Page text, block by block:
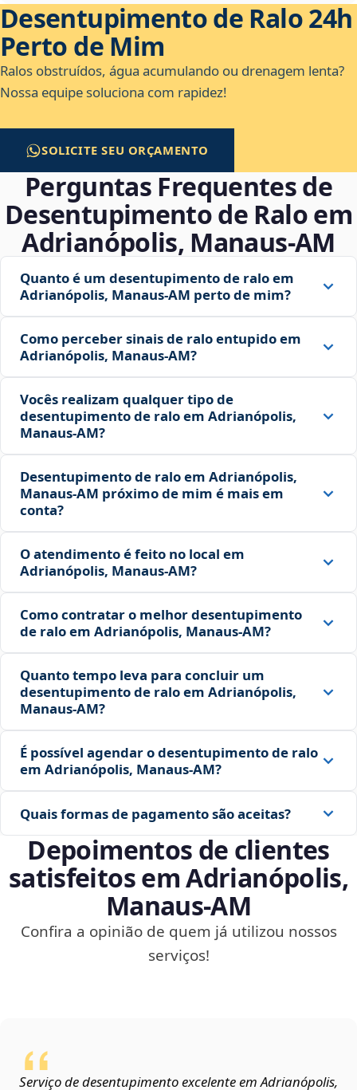
Desentupimento de Ralo 24h
Perto de Mim
Ralos obstruídos, água acumulando ou drenagem lenta?
Nossa equipe soluciona com rapidez!
SOLICITE SEU ORÇAMENTO
Perguntas Frequentes de
Desentupimento de Ralo em
Adrianópolis, Manaus‑AM
Quanto é um desentupimento de ralo em
Adrianópolis, Manaus‑AM perto de mim?
Como perceber sinais de ralo entupido em
Adrianópolis, Manaus‑AM?
Vocês realizam qualquer tipo de
desentupimento de ralo em Adrianópolis,
Manaus‑AM?
Desentupimento de ralo em Adrianópolis,
Manaus‑AM próximo de mim é mais em
conta?
O atendimento é feito no local em
Adrianópolis, Manaus‑AM?
Como contratar o melhor desentupimento
de ralo em Adrianópolis, Manaus‑AM?
Quanto tempo leva para concluir um
desentupimento de ralo em Adrianópolis,
Manaus‑AM?
É possível agendar o desentupimento de ralo
em Adrianópolis, Manaus‑AM?
Quais formas de pagamento são aceitas?
Depoimentos de clientes
satisfeitos em Adrianópolis,
Manaus‑AM
Confira a opinião de quem já utilizou nossos
serviços!
Serviço de desentupimento excelente em Adrianópolis,